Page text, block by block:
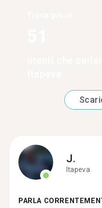
J.
Itapeva
PARLA